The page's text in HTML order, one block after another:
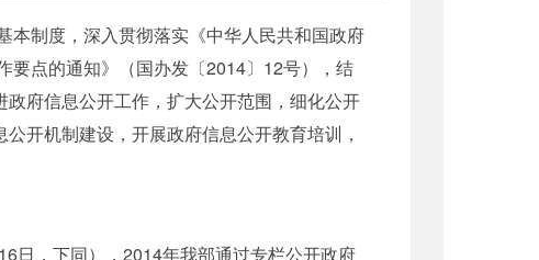
制度，深入贯彻落实《中华人民共和国政府
要点的通知》（国办发〔2014〕12号），结
府信息公开工作，扩大公开范围，细化公开
开机制建设，开展政府信息公开教育培训，
，下同），2014年我部通过专栏公开政府